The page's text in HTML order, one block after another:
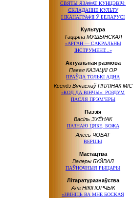
СВЯТЫ ЯЗАФАТ КУНЦЭВІЧ:
СКЛАДАННЕ КУЛЬТУ
І ІКАНАГРАФІІ Ў БЕЛАРУСІ
Культура
Таццяна МУШЫНСКАЯ
«АРГАН — САКРАЛЬНЫ
ІНСТРУМЕНТ...»
Актуальная размова
Павел КАЗАЦКІ ОР
ПРАЎДА ТОЛЬКІ АДНА
Ксёндз Вячаслаў ПЯЛІНАК МІС
«КОД ДА ВІНЧЫ»: РОЗДУМ
ПАСЛЯ ПРЭМ’ЕРЫ
Паэзія
Васіль ЗУЁНАК
ПАЗНАЮ ЦЯБЕ, БОЖА
Алесь ЧОБАТ
ВЕРШЫ
Мастацтва
Валеры БУЙВАЛ
ПАЎНОЧНЫЯ РЫЦАРЫ
Літаратуразнаўства
Ала НІКІПОРЧЫК
«ЗВІНІЦЬ ВА МНЕ БОСКАЯ